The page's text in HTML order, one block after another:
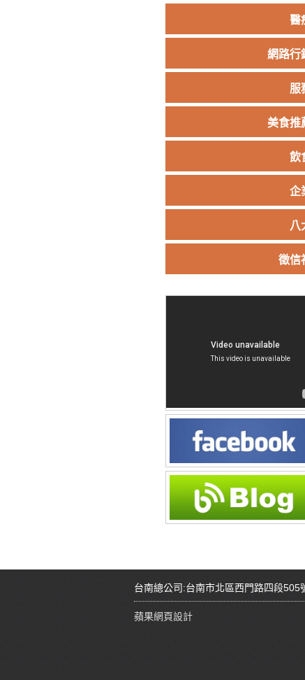
醫
網路行
服
美食推
飲
企
八
徵信
台南總公司:台南市北區西門路四段
蘋果網頁設計